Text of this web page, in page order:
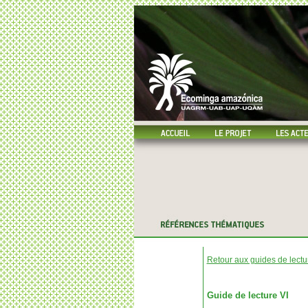
Retour aux guides de
Guide de lecture VI